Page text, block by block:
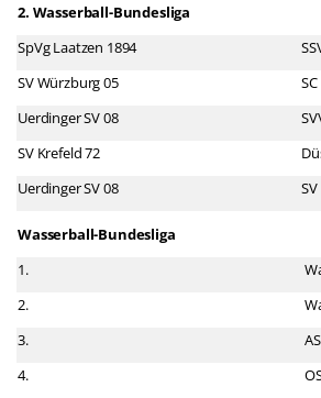
2. Wasserball-Bundesliga
SpVg Laatzen 1894
SV Würzburg 05
Uerdinger SV 08
SV Krefeld 72
Uerdinger SV 08
Wasserball-Bundesliga
1.
2.
3.
4.